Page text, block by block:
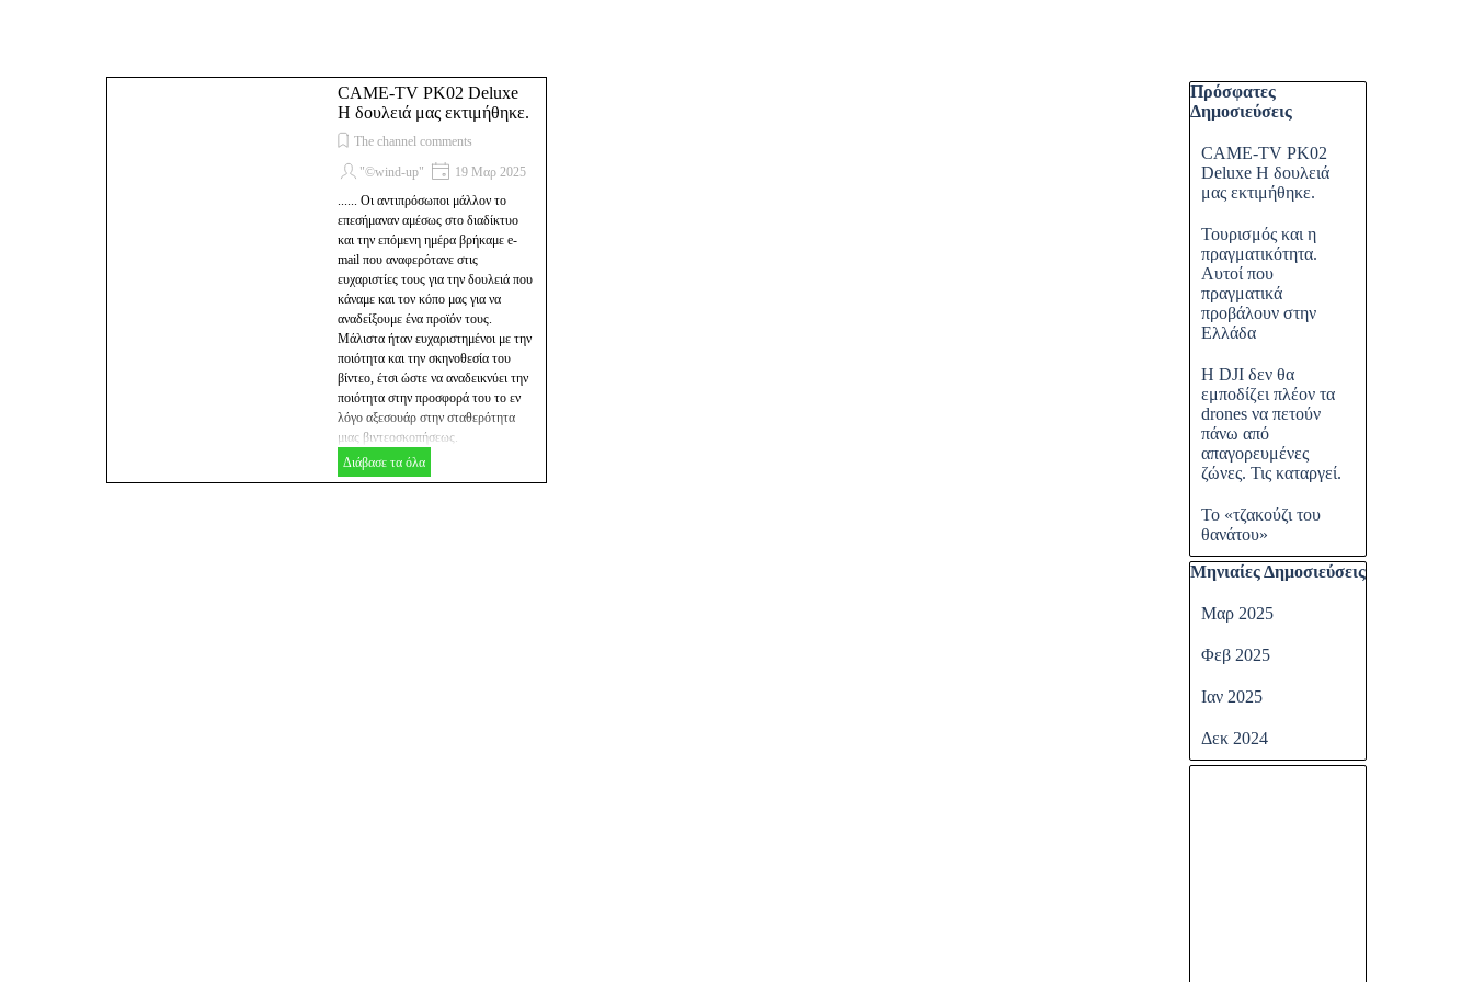
CAME-TV PK02 Deluxe
Η δουλειά μας εκτιμήθηκε.
The channel comments
"©wind-up"
19 Μαρ 2025
...... Οι αντιπρόσωποι μάλλον το
επεσήμαναν αμέσως στο διαδίκτυο
και την επόμενη ημέρα βρήκαμε e-
mail που αναφερότανε στις
ευχαριστίες τους για την δουλειά που
κάναμε και τον κόπο μας για να
αναδείξουμε ένα προϊόν τους.
Μάλιστα ήταν ευχαριστημένοι με την
ποιότητα και την σκηνοθεσία του
βίντεο, έτσι ώστε να αναδεικνύει την
ποιότητα στην προσφορά του το εν
λόγο αξεσουάρ στην σταθερότητα
μιας βιντεοσκοπήσεως.
Διάβασε τα όλα
Παράλειψη μπλόκ Πρόσφατες
Πρόσφατες
Δημοσιεύσεις
CAME-TV PK02
Deluxe Η δουλειά
μας εκτιμήθηκε.
Τουρισμός και η
πραγματικότητα.
Αυτοί που
πραγματικά
προβάλουν στην
Ελλάδα
Η DJI δεν θα
εμποδίζει πλέον τα
drones να πετούν
πάνω από
απαγορευμένες
ζώνες. Τις καταργεί.
Το «τζακούζι του
θανάτου»
Παράλειψη μπλόκ Μηνιαίες
Μηνιαίες Δημοσιεύσεις
Μαρ 2025
Φεβ 2025
Ιαν 2025
Δεκ 2024